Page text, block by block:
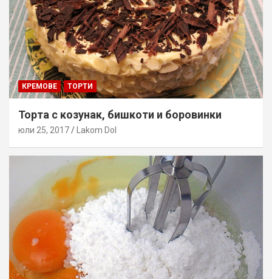
КРЕМОВЕ ТОРТИ
Торта с козунак, бишкоти и боровинки
юли 25, 2017 Lakom Dol